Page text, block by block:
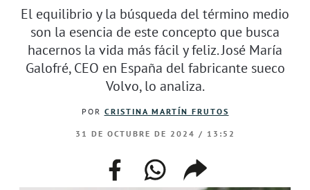
El equilibrio y la búsqueda del término medio
son la esencia de este concepto que busca
hacernos la vida más fácil y feliz. José María
Galofré, CEO en España del fabricante sueco
Volvo, lo analiza.
POR CRISTINA MARTÍN FRUTOS
31 DE OCTUBRE DE 2024 / 13:52
facebookwhatsappcompartir
enlace